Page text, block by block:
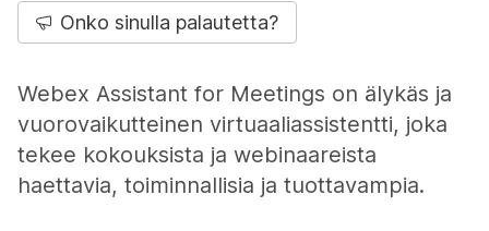
Onko sinulla palautetta?
Webex Assistant for Meetings on älykäs ja
vuorovaikutteinen virtuaaliassistentti, joka
tekee kokouksista ja webinaareista
haettavia, toiminnallisia ja tuottavampia.